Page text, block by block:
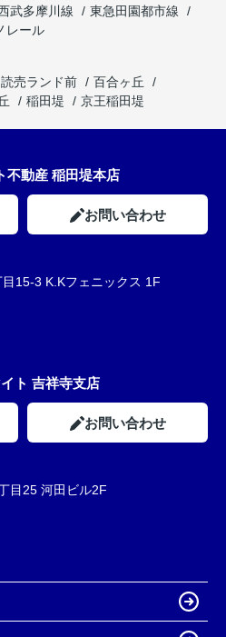
武多摩川線
東急田園都市線
レール
読売ランド前
百合ヶ丘
稲田堤 京王稲田堤
不動産 稲田堤本店
お問い合わせ
15-3 K.Kフェニックス 1F
ト 吉祥寺支店
お問い合わせ
目25 河田ビル2F